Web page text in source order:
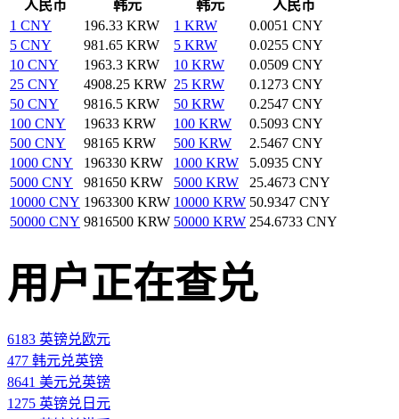
人民币
韩元 韩元
人民币
1 CNY
196.33 KRW 1 KRW
0.0051 CNY
5 CNY
981.65 KRW 5 KRW
0.0255 CNY
10 CNY
1963.3 KRW 10 KRW
0.0509 CNY
25 CNY
4908.25 KRW 25 KRW
0.1273 CNY
50 CNY
9816.5 KRW 50 KRW
0.2547 CNY
100 CNY
19633 KRW 100 KRW
0.5093 CNY
500 CNY
98165 KRW 500 KRW
2.5467 CNY
1000 CNY
196330 KRW 1000 KRW
5.0935 CNY
5000 CNY
981650 KRW 5000 KRW
25.4673 CNY
10000 CNY 1963300 KRW 10000 KRW 50.9347 CNY
50000 CNY 9816500 KRW 50000 KRW 254.6733 CNY
用户正在查兑
6183 英镑兑欧元
477 韩元兑英镑
8641 美元兑英镑
1275 英镑兑日元